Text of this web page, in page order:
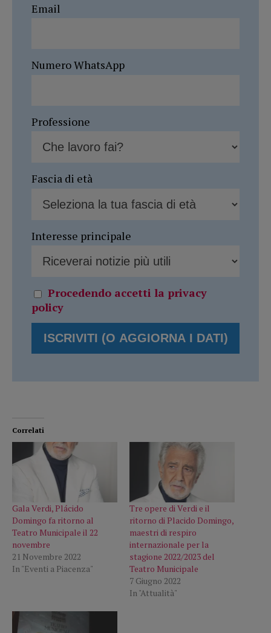
Email
Numero WhatsApp
Professione
Fascia di età
Interesse principale
Procedendo accetti la privacy
policy
Correlati
Gala Verdi, Plácido
Domingo fa ritorno al
Teatro Municipale il 22
novembre
21 Novembre 2022
In "Eventi a Piacenza"
Tre opere di Verdi e il
ritorno di Placido Domingo,
maestri di respiro
internazionale per la
stagione 2022/2023 del
Teatro Municipale
7 Giugno 2022
In "Attualità"